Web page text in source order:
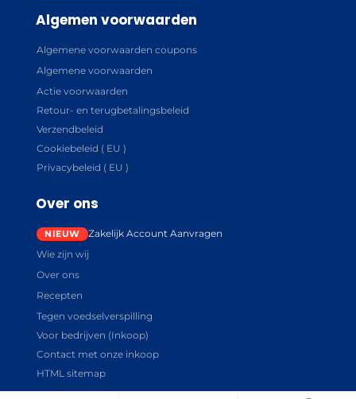
Algemen voorwaarden
Algemene voorwaarden coupons
Algemene voorwaarden
Actie voorwaarden
Retour- en terugbetalingsbeleid
Verzendbeleid
Cookiebeleid ( EU )
Privacybeleid ( EU )
Over ons
Zakelijk Account Aanvragen
Wie zijn wij
Over ons
Recepten
Tegen voedselverspilling
Voor bedrijven (Inkoop)
Contact met onze inkoop
HTML sitemap